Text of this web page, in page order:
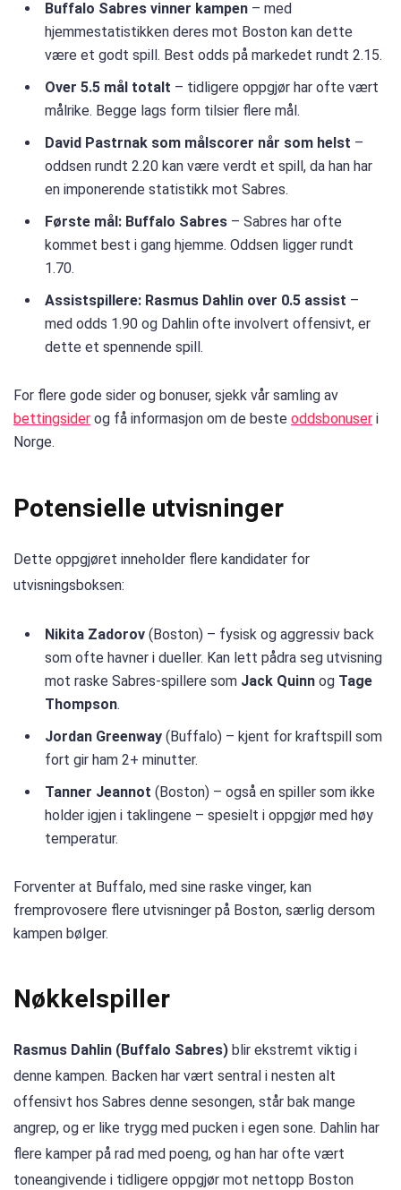
Buffalo Sabres vinner kampen – med
hjemmestatistikken deres mot Boston kan dette
være et godt spill. Best odds på markedet rundt 2.15.
Over 5.5 mål totalt – tidligere oppgjør har ofte vært
målrike. Begge lags form tilsier flere mål.
David Pastrnak som målscorer når som helst –
oddsen rundt 2.20 kan være verdt et spill, da han har
en imponerende statistikk mot Sabres.
Første mål: Buffalo Sabres – Sabres har ofte
kommet best i gang hjemme. Oddsen ligger rundt
1.70.
Assistspillere: Rasmus Dahlin over 0.5 assist –
med odds 1.90 og Dahlin ofte involvert offensivt, er
dette et spennende spill.
For flere gode sider og bonuser, sjekk vår samling av
bettingsider og få informasjon om de beste oddsbonuser i
Norge.
Potensielle utvisninger
Dette oppgjøret inneholder flere kandidater for
utvisningsboksen:
Nikita Zadorov (Boston) – fysisk og aggressiv back
som ofte havner i dueller. Kan lett pådra seg utvisning
mot raske Sabres-spillere som Jack Quinn og Tage
Thompson.
Jordan Greenway (Buffalo) – kjent for kraftspill som
fort gir ham 2+ minutter.
Tanner Jeannot (Boston) – også en spiller som ikke
holder igjen i taklingene – spesielt i oppgjør med høy
temperatur.
Forventer at Buffalo, med sine raske vinger, kan
fremprovosere flere utvisninger på Boston, særlig dersom
kampen bølger.
Nøkkelspiller
Rasmus Dahlin (Buffalo Sabres) blir ekstremt viktig i
denne kampen. Backen har vært sentral i nesten alt
offensivt hos Sabres denne sesongen, står bak mange
angrep, og er like trygg med pucken i egen sone. Dahlin har
flere kamper på rad med poeng, og han har ofte vært
toneangivende i tidligere oppgjør mot nettopp Boston